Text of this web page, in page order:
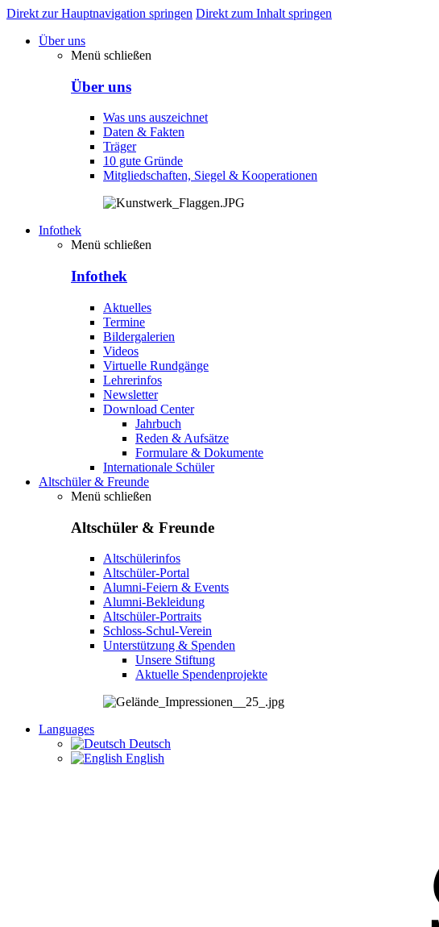
Direkt zur Hauptnavigation springen Direkt zum Inhalt springen
Über uns
Menü schließen
Über uns
Was uns auszeichnet
Daten & Fakten
Träger
10 gute Gründe
Mitgliedschaften, Siegel & Kooperationen
Infothek
Menü schließen
Infothek
Aktuelles
Termine
Bildergalerien
Videos
Virtuelle Rundgänge
Lehrerinfos
Newsletter
Download Center
Jahrbuch
Reden & Aufsätze
Formulare & Dokumente
Internationale Schüler
Altschüler & Freunde
Menü schließen
Altschüler & Freunde
Altschülerinfos
Altschüler-Portal
Alumni-Feiern & Events
Alumni-Bekleidung
Altschüler-Portraits
Schloss-Schul-Verein
Unterstützung & Spenden
Unsere Stiftung
Aktuelle Spendenprojekte
Languages
Deutsch
English